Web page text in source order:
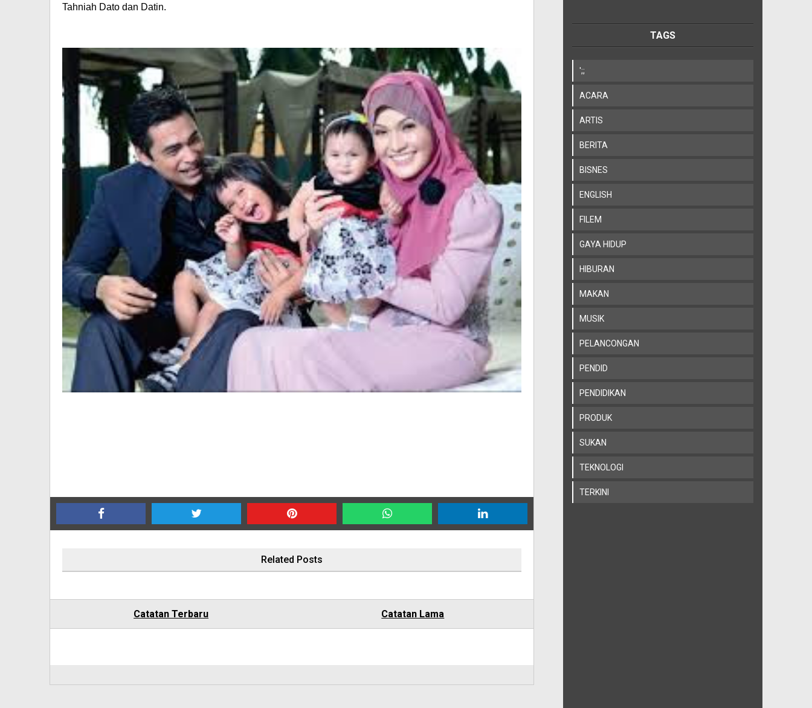
Tahniah Dato dan Datin.
Related Posts
Catatan Terbaru Catatan Lama
TAGS
';;
ACARA
ARTIS
BERITA
BISNES
ENGLISH
FILEM
GAYA HIDUP
HIBURAN
MAKAN
MUSIK
PELANCONGAN
PENDID
PENDIDIKAN
PRODUK
SUKAN
TEKNOLOGI
TERKINI